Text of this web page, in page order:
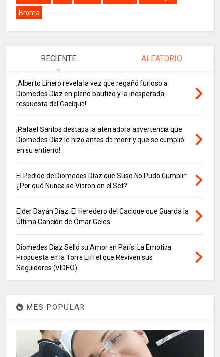
Broma
RECIENTE ALEATORIO
¡Alberto Linero revela la vez que regañó furioso a
Diomedes Díaz en pleno bautizo y la inesperada
respuesta del Cacique!
¡Rafael Santos destapa la aterradora advertencia que
Diomedes Díaz le hizo antes de morir y que se cumplió
en su entierro!
El Pedido de Diomedes Díaz que Suso No Pudo Cumplir:
¿Por qué Nunca se Vieron en el Set?
Elder Dayán Díaz: El Heredero del Cacique que Guarda la
Última Canción de Ómar Geles
Diomedes Díaz Selló su Amor en París: La Emotiva
Propuesta en la Torre Eiffel que Reviven sus
Seguidores (VIDEO)
MES POPULAR